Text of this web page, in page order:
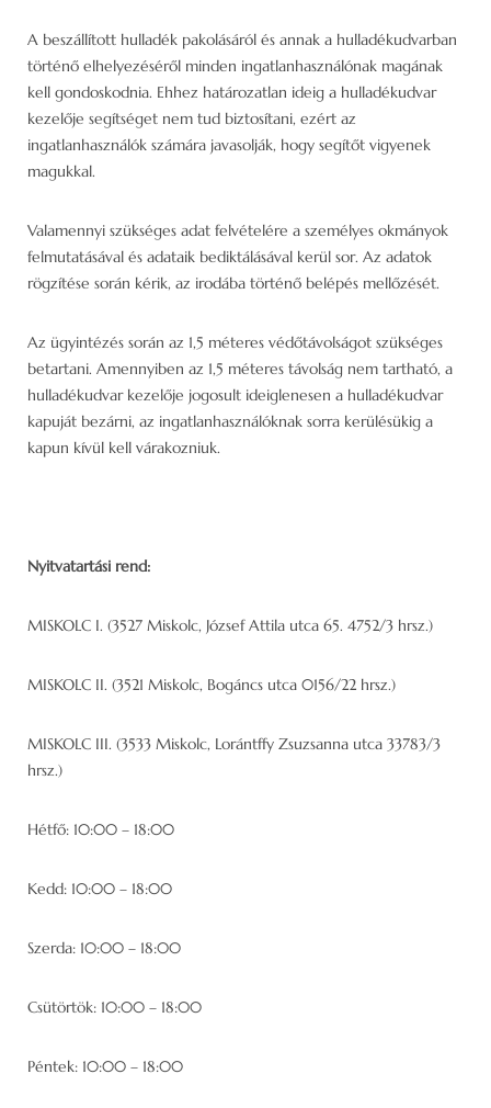
A beszállított hulladék pakolásáról és annak a hulladékudvarban
történő elhelyezéséről minden ingatlanhasználónak magának
kell gondoskodnia. Ehhez határozatlan ideig a hulladékudvar
kezelője segítséget nem tud biztosítani, ezért az
ingatlanhasználók számára javasolják, hogy segítőt vigyenek
magukkal.
Valamennyi szükséges adat felvételére a személyes okmányok
felmutatásával és adataik bediktálásával kerül sor. Az adatok
rögzítése során kérik, az irodába történő belépés mellőzését.
Az ügyintézés során az 1,5 méteres védőtávolságot szükséges
betartani. Amennyiben az 1,5 méteres távolság nem tartható, a
hulladékudvar kezelője jogosult ideiglenesen a hulladékudvar
kapuját bezárni, az ingatlanhasználóknak sorra kerülésükig a
kapun kívül kell várakozniuk.
Nyitvatartási rend:
MISKOLC I. (3527 Miskolc, József Attila utca 65. 4752/3 hrsz.)
MISKOLC II. (3521 Miskolc, Bogáncs utca 0156/22 hrsz.)
MISKOLC III. (3533 Miskolc, Lorántffy Zsuzsanna utca 33783/3
hrsz.)
Hétfő: 10:00 – 18:00
Kedd: 10:00 – 18:00
Szerda: 10:00 – 18:00
Csütörtök: 10:00 – 18:00
Péntek: 10:00 – 18:00